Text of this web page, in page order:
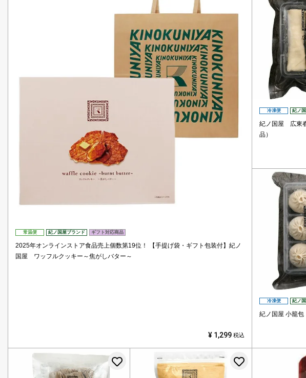
常温便 紀ノ国屋ブランド ギフト対応商品
2025年オンラインストア食品売上個数第19位！
【手提げ袋・ギフト包装付】紀ノ
国屋 ワッフルクッキー～焦がしバター～
¥ 1,299 税込
冷凍便 紀ノ
紀ノ国屋 広東
品）
冷凍便 紀ノ
紀ノ国屋 小籠
お気に入りに登録する お気に入りに